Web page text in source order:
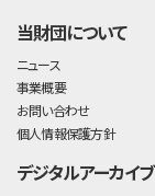
当財団について
ニュース
事業概要
お問い合わせ
個人情報保護方針
デジタルアーカイブ